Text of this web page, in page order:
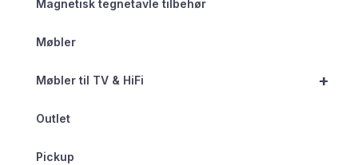
Magnetisk tegnetavle tilbehør
Møbler
+
Møbler til TV & HiFi
Outlet
Pickup